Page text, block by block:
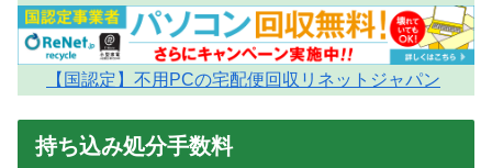
【国認定】不用PCの宅配便回収リネットジャパン
持ち込み処分手数料